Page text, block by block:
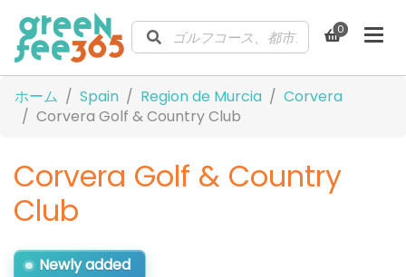
0
ホーム Spain Region de Murcia
Corvera
Corvera Golf & Country Club
Corvera Golf & Country
Club
Newly added